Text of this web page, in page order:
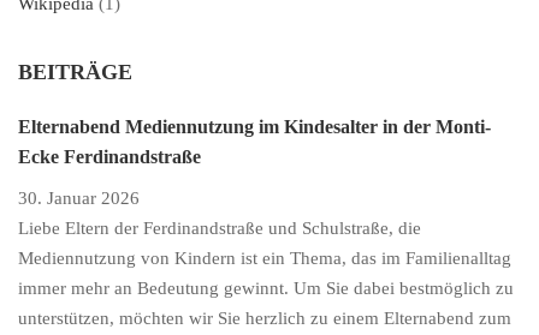
BEITRÄGE
Elternabend Mediennutzung im Kindesalter in der Monti-
Ecke Ferdinandstraße
30. Januar 2026
Liebe Eltern der Ferdinandstraße und Schulstraße, die
Mediennutzung von Kindern ist ein Thema, das im Familienalltag
immer mehr an Bedeutung gewinnt. Um Sie dabei bestmöglich zu
unterstützen, möchten wir Sie herzlich zu einem Elternabend zum